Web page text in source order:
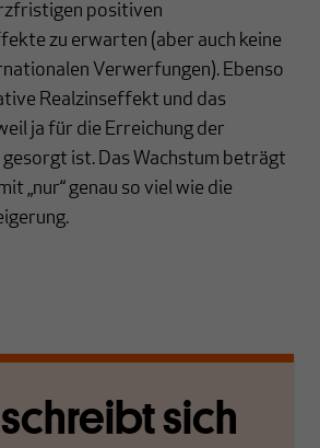
positiven
zu erwarten (aber auch keine
Verwerfungen). Ebenso
Realzinseffekt und das
ja für die Erreichung der
ist. Das Wachstum beträgt
„nur“ genau so viel wie die
sich